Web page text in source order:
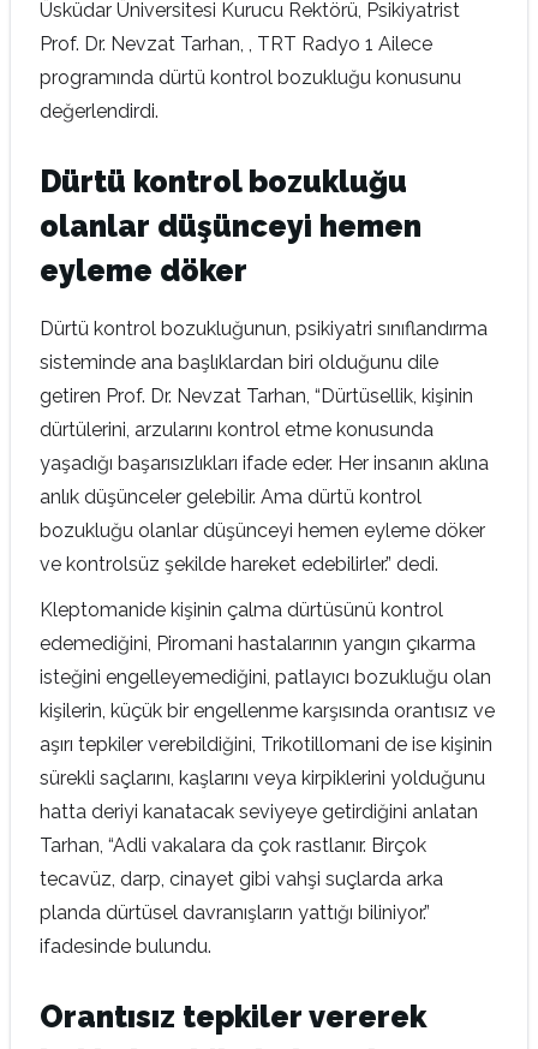
Üsküdar Üniversitesi Kurucu Rektörü, Psikiyatrist
Prof. Dr. Nevzat Tarhan, , TRT Radyo 1 Ailece
programında dürtü kontrol bozukluğu konusunu
değerlendirdi.
Dürtü kontrol bozukluğu
olanlar düşünceyi hemen
eyleme döker
Dürtü kontrol bozukluğunun, psikiyatri sınıflandırma
sisteminde ana başlıklardan biri olduğunu dile
getiren Prof. Dr. Nevzat Tarhan, “Dürtüsellik, kişinin
dürtülerini, arzularını kontrol etme konusunda
yaşadığı başarısızlıkları ifade eder. Her insanın aklına
anlık düşünceler gelebilir. Ama dürtü kontrol
bozukluğu olanlar düşünceyi hemen eyleme döker
ve kontrolsüz şekilde hareket edebilirler.” dedi.
Kleptomanide kişinin çalma dürtüsünü kontrol
edemediğini, Piromani hastalarının yangın çıkarma
isteğini engelleyemediğini, patlayıcı bozukluğu olan
kişilerin, küçük bir engellenme karşısında orantısız ve
aşırı tepkiler verebildiğini, Trikotillomani de ise kişinin
sürekli saçlarını, kaşlarını veya kirpiklerini yolduğunu
hatta deriyi kanatacak seviyeye getirdiğini anlatan
Tarhan, “Adli vakalara da çok rastlanır. Birçok
tecavüz, darp, cinayet gibi vahşi suçlarda arka
planda dürtüsel davranışların yattığı biliniyor.”
ifadesinde bulundu.
Orantısız tepkiler vererek